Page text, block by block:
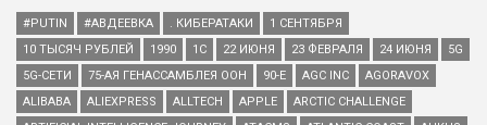
#PUTIN #АВДЕЕВКА . КИБЕРАТАКИ
1 СЕНТЯБРЯ
10 ТЫСЯЧ РУБЛЕЙ
1990 1С 22 ИЮНЯ 23 ФЕВРАЛЯ 24 ИЮНЯ
5G
5G-СЕТИ
75-АЯ ГЕНАССАМБЛЕЯ ООН 90-Е AGC INC
AGORAVOX
ALIBABA
ALIEXPRESS ALLTECH APPLE
ARCTIC CHALLENGE